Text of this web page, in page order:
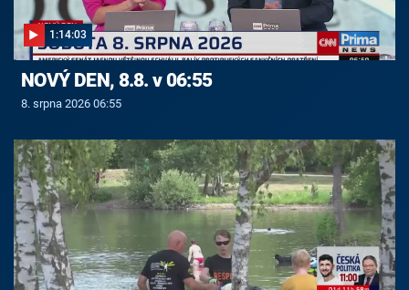
1:14:03
NOVÝ DEN, 8.8. v 06:55
8. srpna 2026 06:55